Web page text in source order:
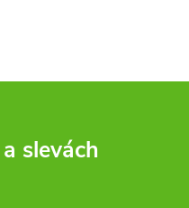
a slevách